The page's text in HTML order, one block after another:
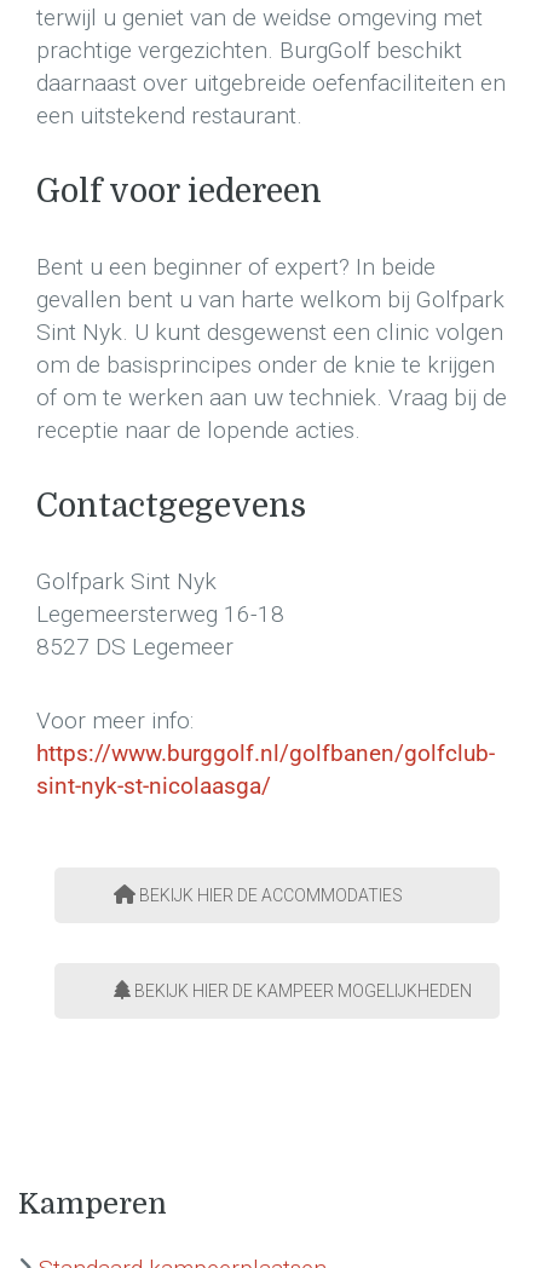
terwijl u geniet van de weidse omgeving met
prachtige vergezichten. BurgGolf beschikt
daarnaast over uitgebreide oefenfaciliteiten en
een uitstekend restaurant.
Golf voor iedereen
Bent u een beginner of expert? In beide
gevallen bent u van harte welkom bij Golfpark
Sint Nyk. U kunt desgewenst een clinic volgen
om de basisprincipes onder de knie te krijgen
of om te werken aan uw techniek. Vraag bij de
receptie naar de lopende acties.
Contactgegevens
Golfpark Sint Nyk
Legemeersterweg 16-18
8527 DS Legemeer
Voor meer info:
https://www.burggolf.nl/golfbanen/golfclub-
sint-nyk-st-nicolaasga/
BEKIJK HIER DE ACCOMMODATIES
BEKIJK HIER DE KAMPEER MOGELIJKHEDEN
Kamperen